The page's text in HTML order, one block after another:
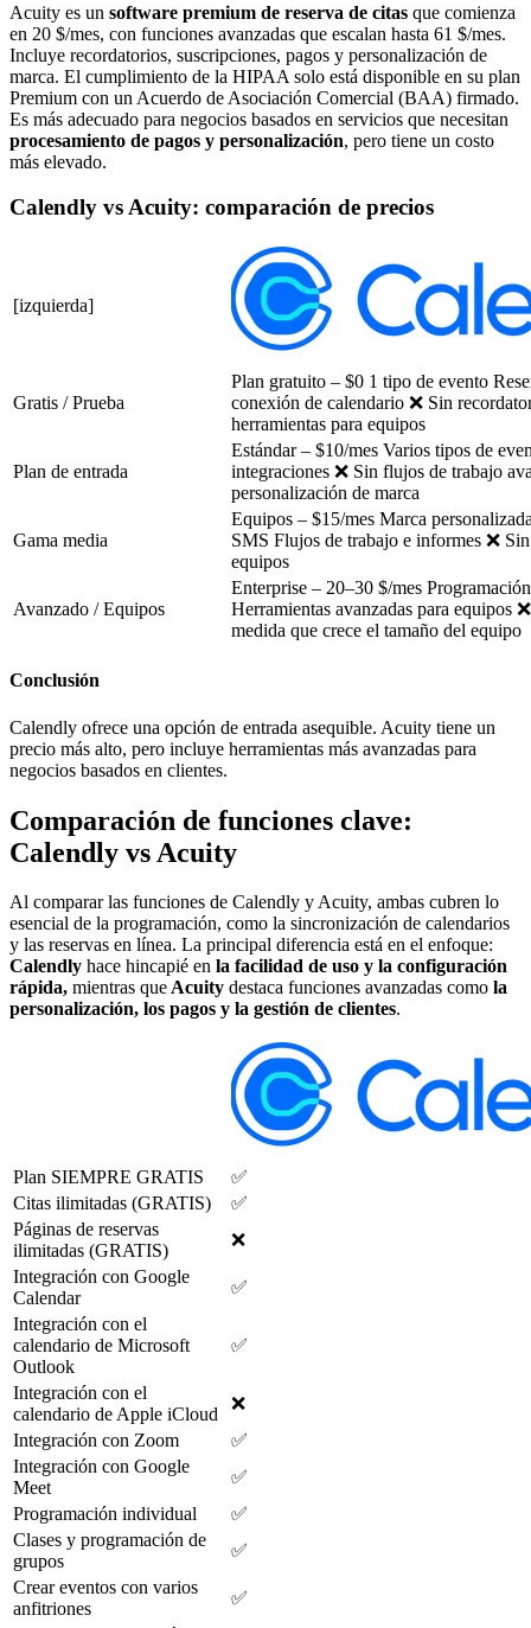
Acuity es un software premium de reserva de citas que comienza
en 20 $/mes, con funciones avanzadas que escalan hasta 61 $/mes.
Incluye recordatorios, suscripciones, pagos y personalización de
marca. El cumplimiento de la HIPAA solo está disponible en su plan
Premium con un Acuerdo de Asociación Comercial (BAA) firmado.
Es más adecuado para negocios basados en servicios que necesitan
procesamiento de pagos y personalización, pero tiene un costo
más elevado.
Calendly vs Acuity: comparación de precios
[izquierda]
Gratis / Prueba
Plan gratuito – $0 1 tipo de evento
conexión de calendario ❌ Sin
herramientas para equipos
Plan de entrada
Estándar – $10/mes Varios tipos de
integraciones ❌ Sin flujos de trabajo
personalización de marca
Gama media
Equipos – $15/mes Marca
SMS Flujos de trabajo e informes ❌
equipos
Avanzado / Equipos
Enterprise – 20–30 $/mes
Herramientas avanzadas para equipos
medida que crece el tamaño del equipo
Conclusión
Calendly ofrece una opción de entrada asequible. Acuity tiene un
precio más alto, pero incluye herramientas más avanzadas para
negocios basados en clientes.
Comparación de funciones clave:
Calendly vs Acuity
Al comparar las funciones de Calendly y Acuity, ambas cubren lo
esencial de la programación, como la sincronización de calendarios
y las reservas en línea. La principal diferencia está en el enfoque:
Calendly hace hincapié en la facilidad de uso y la configuración
rápida, mientras queAcuity destaca funciones avanzadas como la
personalización, los pagos y la gestión de clientes.
Plan SIEMPRE GRATIS
✅
Citas ilimitadas (GRATIS)
✅
Páginas de reservas
ilimitadas (GRATIS)
❌
Integración con Google
Calendar
✅
Integración con el
calendario de Microsoft
Outlook
✅
Integración con el
calendario de Apple iCloud
❌
Integración con Zoom
✅
Integración con Google
Meet
✅
Programación individual
✅
Clases y programación de
grupos
✅
Crear eventos con varios
anfitriones
✅